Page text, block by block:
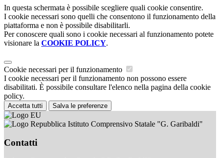
In questa schermata è possibile scegliere quali cookie consentire.
I cookie necessari sono quelli che consentono il funzionamento della
piattaforma e non è possibile disabilitarli.
Per conoscere quali sono i cookie necessari al funzionamento potete
visionare la COOKIE POLICY.
Cookie necessari per il funzionamento
I cookie necessari per il funzionamento non possono essere
disabilitati. È possibile consultare l'elenco nella pagina della cookie
policy.
Accetta tutti Salva le preferenze
Istituto Comprensivo Statale "G. Garibaldi"
Contatti